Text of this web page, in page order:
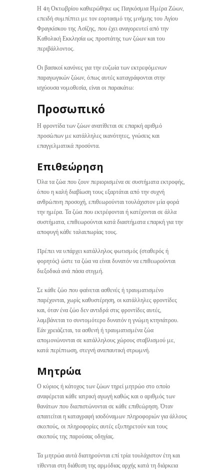
Η 4η Οκτωβρίου καθιερώθηκε ως Παγκόσμια Ημέρα Ζώων,
επειδή συμπίπτει με τον εορτασμό της μνήμης του Αγίου
Φραγκίσκου της Ασίζης, που έχει αναγορευτεί από την
Καθολική Εκκλησία ως προστάτης των ζώων και του
περιβάλλοντος.
Οι βασικοί κανόνες για την ευζωία των εκτρεφόμενων
παραγωγικών ζώων, όπως αυτές καταγράφονται στην
ισχύουσα νομοθεσία, είναι οι παρακάτω:
Προσωπικό
Η φροντίδα των ζώων ανατίθεται σε επαρκή αριθμό
προσώπων με κατάλληλες ικανότητες, γνώσεις και
επαγγελματικά προσόντα.
Επιθεώρηση
Όλα τα ζώα που ζουν περιορισμένα σε συστήματα εκτροφής,
όπου η καλή διαβίωση τους εξαρτάται από την συχνή
ανθρώπινη προσοχή, επιθεωρούνται τουλάχιστον μία φορά
την ημέρα. Τα ζώα που εκτρέφονται ή κατέχονται σε άλλα
συστήματα, επιθεωρούνται κατά διαστήματα επαρκή για την
αποφυγή κάθε ταλαιπωρίας τους.
Πρέπει να υπάρχει κατάλληλος φωτισμός (σταθερός ή
φορητός) ώστε τα ζώα να είναι δυνατόν να επιθεωρούνται
διεξοδικά ανά πάσα στιγμή.
Σε κάθε ζώο που φαίνεται ασθενές ή τραυματισμένο
παρέχονται, χωρίς καθυστέρηση, οι κατάλληλες φροντίδες
και, όταν ένα ζώο δεν αντιδρά στις φροντίδες αυτές,
λαμβάνεται το συντομότερο δυνατόν η γνώμη κτηνιάτρου.
Εάν χρειάζεται, τα ασθενή ή τραυματισμένα ζώα
απομονώνονται σε κατάλληλους χώρους σταβλισμού με,
κατά περίπτωση, στεγνή αναπαυτική στρωμνή.
Μητρώα
Ο κύριος ή κάτοχος των ζώων τηρεί μητρώο στο οποίο
αναφέρεται κάθε ιατρική αγωγή καθώς και ο αριθμός των
θανάτων που διαπιστώνονται σε κάθε επιθεώρηση. Όταν
απαιτείται η καταγραφή ισοδύναμων πληροφοριών για άλλους
σκοπούς, οι πληροφορίες αυτές εξυπηρετούν και τους
σκοπούς της παρούσας οδηγίας.
Τα μητρώα αυτά διατηρούνται επί τρία τουλάχιστον έτη και
τίθενται στη διάθεση της αρμόδιας αρχής κατά τη διάρκεια